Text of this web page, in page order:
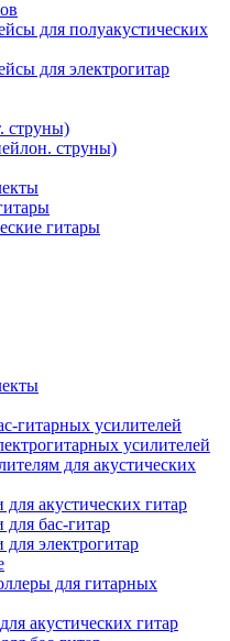
для полуакустических
для электрогитар
струны)
струны)
гитары
гитарных усилителей
усилителей
для акустических
акустических гитар
бас-гитар
электрогитар
для гитарных
акустических гитар